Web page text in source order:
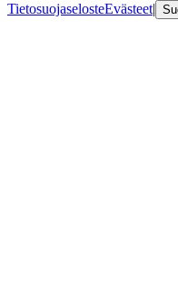
TietosuojaselosteEvästeet|